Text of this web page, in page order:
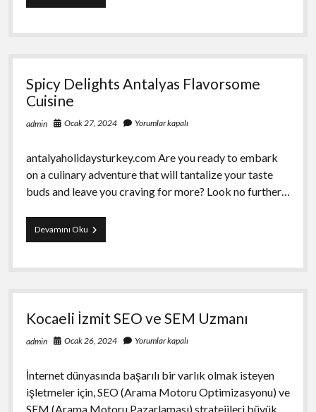
Awareness
the
on
Threats
Spicy Delights Antalyas Flavorsome
Cuisine
admin Ocak 27, 2024 Yorumlar kapalı
antalyaholidaysturkey.com Are you ready to embark
on a culinary adventure that will tantalize your taste
buds and leave you craving for more? Look no further…
Devamını OkuSpicy
Delights
Flavorsome
Kocaeli İzmit SEO ve SEM Uzmanı
admin Ocak 26, 2024 Yorumlar kapalı
İnternet dünyasında başarılı bir varlık olmak isteyen
işletmeler için, SEO (Arama Motoru Optimizasyonu) ve
SEM (Arama Motoru Pazarlaması) stratejileri büyük